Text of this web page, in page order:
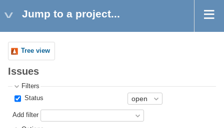
Jump to a project...
Tree view
Issues
Filters
Status
Add filter